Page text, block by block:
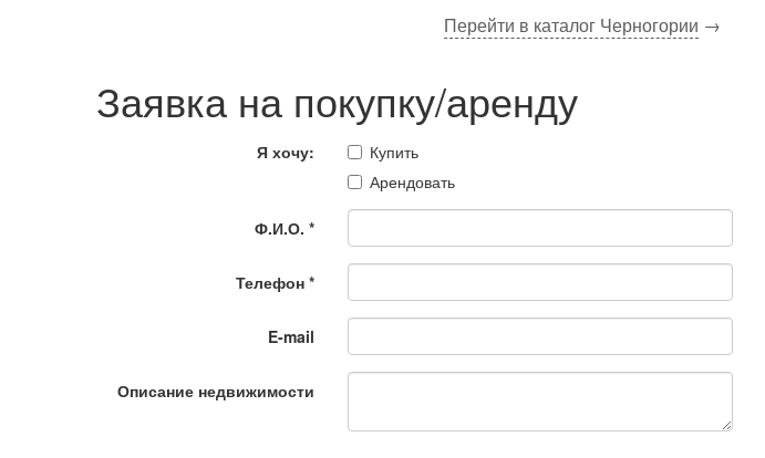
Перейти в каталог Черногории →
Заявка на покупку/аренду
Я хочу:
Купить
Арендовать
Ф.И.О. *
Телефон *
E-mail
Описание недвижимости